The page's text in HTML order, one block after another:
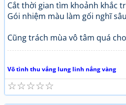
Cắt thời gian tìm khoảnh khắc
Gói nhiệm màu làm gối nghĩ
Cũng trách mùa vô tâm quá
Vô tình thu vắng lung linh nắng vàng
☆
☆
☆
☆
☆